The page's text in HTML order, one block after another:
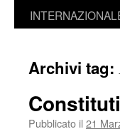
Archivi tag:
Pubblicato il 21